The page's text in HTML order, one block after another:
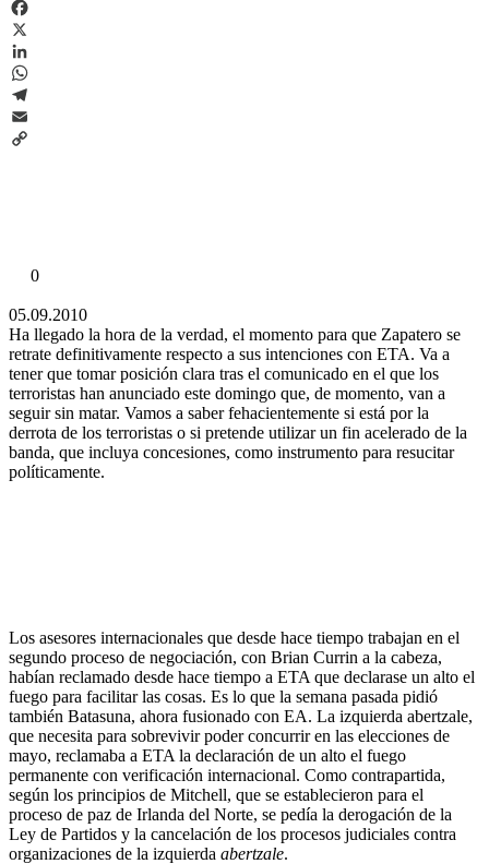
Facebook
X
LinkedIn
WhatsApp
Telegram
Email
0
05.09.2010
Ha llegado la hora de la verdad, el momento para que Zapatero se
retrate definitivamente respecto a sus intenciones con ETA. Va a
tener que tomar posición clara tras el comunicado en el que los
terroristas han anunciado este domingo que, de momento, van a
seguir sin matar. Vamos a saber fehacientemente si está por la
derrota de los terroristas o si pretende utilizar un fin acelerado de la
banda, que incluya concesiones, como instrumento para resucitar
políticamente.
Los asesores internacionales que desde hace tiempo trabajan en el
segundo proceso de negociación, con Brian Currin a la cabeza,
habían reclamado desde hace tiempo a ETA que declarase un alto el
fuego para facilitar las cosas. Es lo que la semana pasada pidió
también Batasuna, ahora fusionado con EA. La izquierda abertzale,
que necesita para sobrevivir poder concurrir en las elecciones de
mayo, reclamaba a ETA la declaración de un alto el fuego
permanente con verificación internacional. Como contrapartida,
según los principios de Mitchell, que se establecieron para el
proceso de paz de Irlanda del Norte, se pedía la derogación de la
Ley de Partidos y la cancelación de los procesos judiciales contra
organizaciones de la izquierda abertzale.